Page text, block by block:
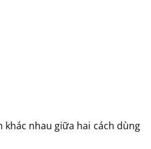
khác nhau giữa hai cách dùng